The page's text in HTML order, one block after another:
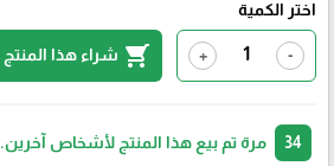
اختر الكمية
-
+
shopping_cart شراء هذا المنتج
مرة تم بيع هذا المنتج لأشخاص آخرين.